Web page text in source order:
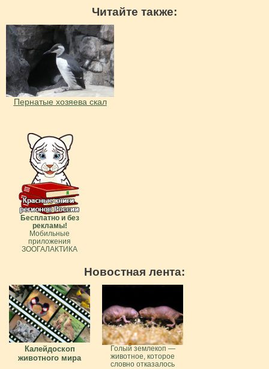
Читайте также:
Пернатые хозяева скал
Бесплатно и без
рекламы!
Мобильные
приложения
ЗООГАЛАКТИКА
Новостная лента:
Калейдоскоп
животного мира
Голый землекоп —
животное, которое
словно отказалось